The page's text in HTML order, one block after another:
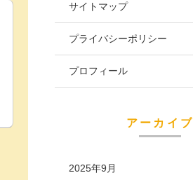
サイトマップ
プライバシーポリシー
プロフィール
アーカイブ
2025年9月